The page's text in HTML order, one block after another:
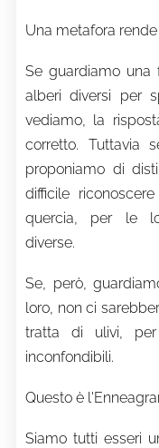
Una metafora
Se guardiamo una
alberi diversi per
vediamo, la
corretto. Tuttavia
proponiamo di
difficile
quercia, per le
diverse.
Se, però,
loro, non ci
tratta di ulivi, per
inconfondibili.
Questo è
Siamo tutti esseri